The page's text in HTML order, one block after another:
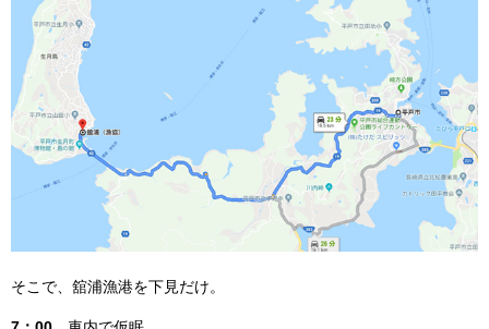
そこで、舘浦漁港を下見だけ。